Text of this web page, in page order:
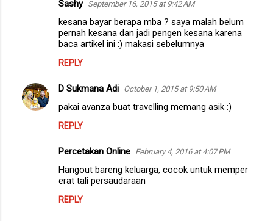
Sashy September 16, 2015 at 9:42 AM
kesana bayar berapa mba ? saya malah belum
pernah kesana dan jadi pengen kesana karena
baca artikel ini :) makasi sebelumnya
REPLY
D Sukmana Adi October 1, 2015 at 9:50 AM
pakai avanza buat travelling memang asik :)
REPLY
Percetakan Online February 4, 2016 at 4:07 PM
Hangout bareng keluarga, cocok untuk memper
erat tali persaudaraan
REPLY